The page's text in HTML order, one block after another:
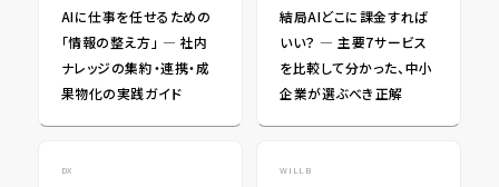
AIに仕事を任せるための
「情報の整え方」 ― 社内
ナレッジの集約・連携・成
果物化の実践ガイド
結局AIどこに課金すれば
いい？ ― 主要7サービス
を比較して分かった、中小
企業が選ぶべき正解
DX WILLB